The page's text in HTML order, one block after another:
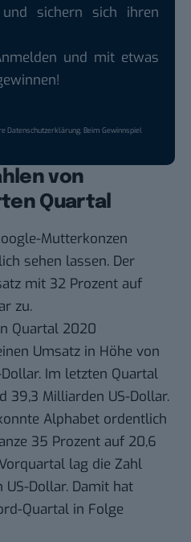
sichern sich ihren
und mit etwas
Datenschutzerklärung. Beim Gewinnspiel
von
Quartal
Mutterkonzen
sehen lassen. Der
mit 32 Prozent auf
zu.
Quartal 2020
Umsatz in Höhe von
Im letzten Quartal
39,3 Milliarden US-Dollar.
Alphabet ordentlich
35 Prozent auf 20,6
lag die Zahl
US-Dollar. Damit hat
Quartal in Folge